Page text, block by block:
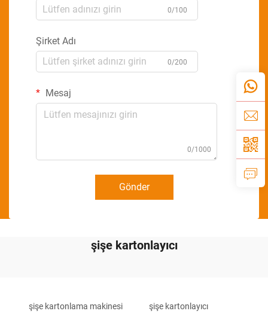
0/100
Şirket Adı
0/200
Mesaj
0/1000
Gönder
şişe kartonlayıcı
şişe kartonlama makinesi şişe kartonlayıcı